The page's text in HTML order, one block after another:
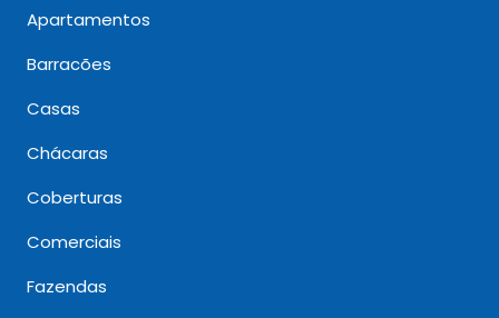
Apartamentos
Barracões
Casas
Chácaras
Coberturas
Comerciais
Fazendas